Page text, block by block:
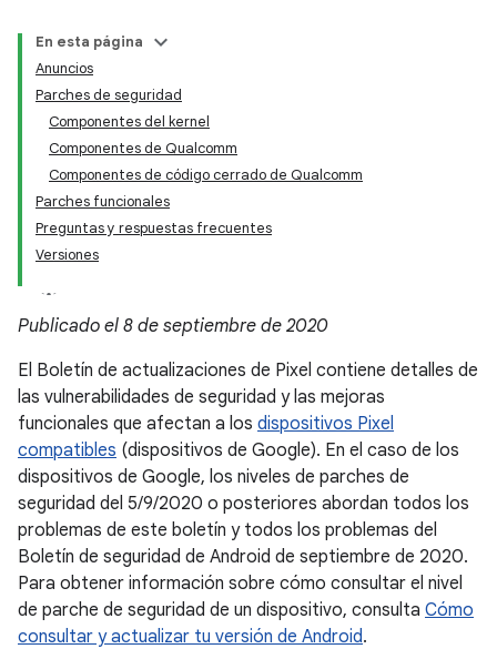
En esta página
Anuncios
Parches de seguridad
Componentes del kernel
Componentes de Qualcomm
Componentes de código cerrado de Qualcomm
Parches funcionales
Preguntas y respuestas frecuentes
Versiones
Publicado el 8 de septiembre de 2020
El Boletín de actualizaciones de Pixel contiene detalles de
las vulnerabilidades de seguridad y las mejoras
funcionales que afectan a los dispositivos Pixel
compatibles (dispositivos de Google). En el caso de los
dispositivos de Google, los niveles de parches de
seguridad del 5/9/2020 o posteriores abordan todos los
problemas de este boletín y todos los problemas del
Boletín de seguridad de Android de septiembre de 2020.
Para obtener información sobre cómo consultar el nivel
de parche de seguridad de un dispositivo, consulta Cómo
consultar y actualizar tu versión de Android.